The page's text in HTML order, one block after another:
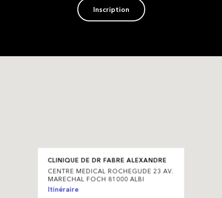
Inscription
CLINIQUE DE DR FABRE ALEXANDRE
CENTRE MEDICAL ROCHEGUDE 23 AV.
MARECHAL FOCH 81000 ALBI
Itinéraire